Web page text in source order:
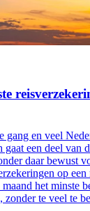
en veel
een deel van
daar bewust
op
het minste
te veel te